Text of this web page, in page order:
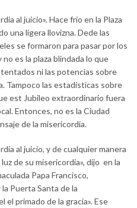
al juicio». Hace frío en la Plaza
una ligera llovizna. Dede las
se formaron para pasar por los
es la plaza blindada lo que
ni las potencias sobre
Tampoco las estadísticas sobre
est Jubileo extraordinario fuera
Entonces, no es la Ciudad
de la misericordia.
al juicio, y de cualquier manera
de su misericordia», dijo en la
Papa Francisco,
Puerta Santa de la
el primado de la gracia». Ese